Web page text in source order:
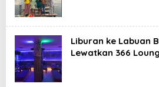
Liburan ke Labuan
Lewatkan 366